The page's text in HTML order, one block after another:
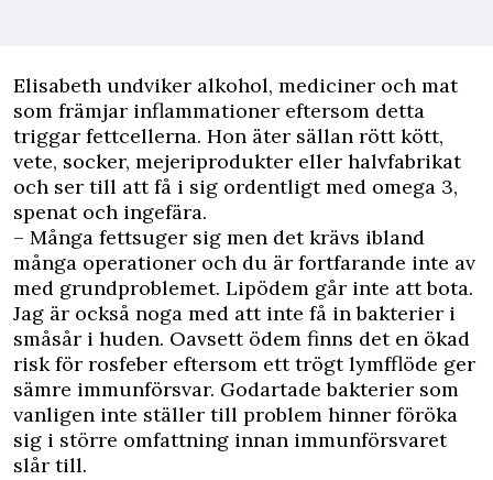
Elisabeth undviker alkohol, mediciner och mat
som främjar inflammationer eftersom detta
triggar fettcellerna. Hon äter sällan rött kött,
vete, socker, mejeriprodukter eller halvfabrikat
och ser till att få i sig ordentligt med omega 3,
spenat och ingefära.
– Många fettsuger sig men det krävs ibland
många operationer och du är fortfarande inte av
med grundproblemet. Lipödem går inte att bota.
Jag är också noga med att inte få in bakterier i
småsår i huden. Oavsett ödem finns det en ökad
risk för rosfeber eftersom ett trögt lymfflöde ger
sämre immunförsvar. Godartade bakterier som
vanligen inte ställer till problem hinner föröka
sig i större omfattning innan immunförsvaret
slår till.